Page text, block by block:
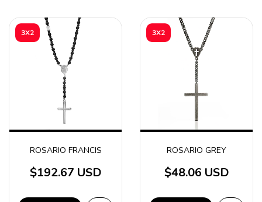
3X2
ROSARIO FRANCIS
$192.67 USD
3X2
ROSARIO GREY
$48.06 USD